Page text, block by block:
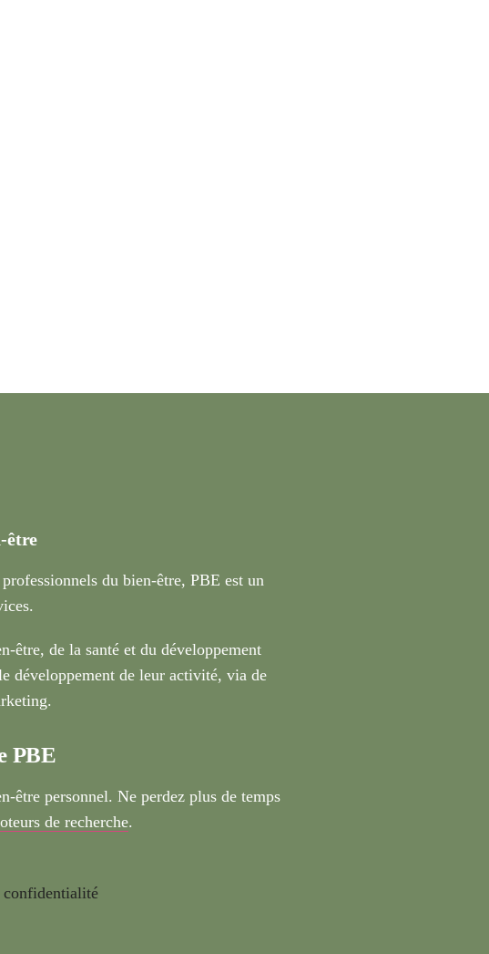
être
du bien-être, PBE est un
être, de la santé et du développement
développement de leur activité, via de
PBE
être personnel. Ne perdez plus de temps
de recherche.